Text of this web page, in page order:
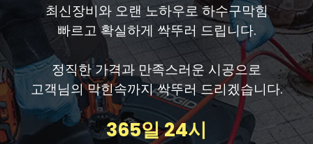
최신장비와 오랜 노하우로 하수구막힘
빠르고 확실하게 싹뚜러 드립니다.
정직한 가격과 만족스러운 시공으로
고객님의 막힌속까지 싹뚜러 드리겠습니다.
365일 24시